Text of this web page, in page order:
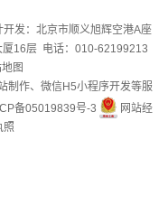
发：北京市顺义旭辉空港A座
16层 电话：010-62199213
图
制作、微信H5小程序开发等服
备05019839号-3
网站经
照